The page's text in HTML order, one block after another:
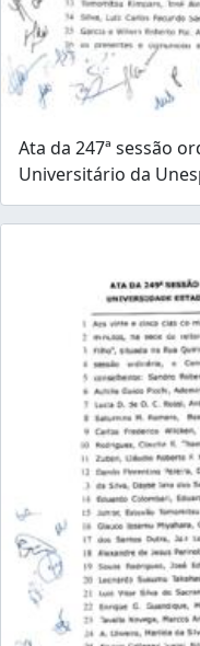
Ata da 247ª sessão
Universitário da